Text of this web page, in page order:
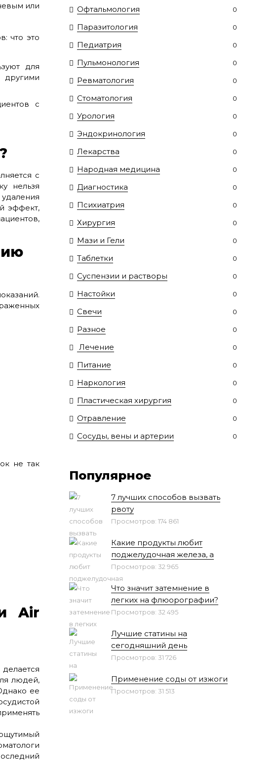
или
что это
для
с
с
нельзя
эффект,
не так
Air
людей,
ее
Офтальмология 0
Паразитология 0
Педиатрия 0
Пульмонология 0
Ревматология 0
Стоматология 0
Урология 0
Эндокринология 0
Лекарства 0
Народная медицина 0
Диагностика 0
Психиатрия 0
Хирургия 0
Мази и Гели 0
Таблетки 0
Суспензии и растворы 0
Настойки 0
Свечи 0
Разное 0
Лечение 0
Питание 0
Наркология 0
Пластическая хирургия 0
Отравление 0
Сосуды, вены и артерии 0
Популярное
7 лучших способов вызвать
рвоту
Просмотров: 174 861
Какие продукты любит
поджелудочная железа, а
Просмотров: 32 965
Что значит затемнение в
легких на флюорографии?
Просмотров: 32 495
Лучшие статины на
сегодняшний день
Просмотров: 31 726
Применение соды от изжоги
Просмотров: 31 513